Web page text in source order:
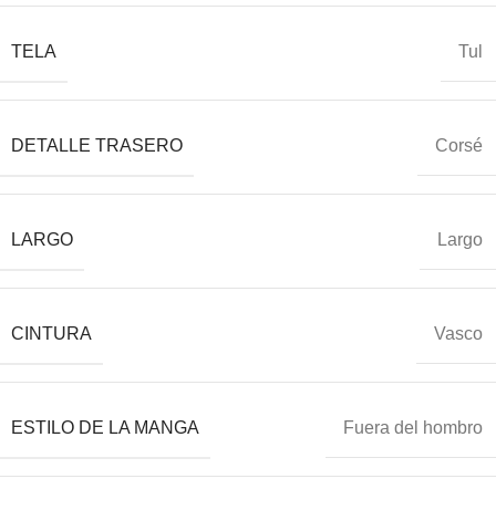
TELA Tul
DETALLE TRASERO Corsé
LARGO Largo
CINTURA Vasco
ESTILO DE LA MANGA Fuera del hombro